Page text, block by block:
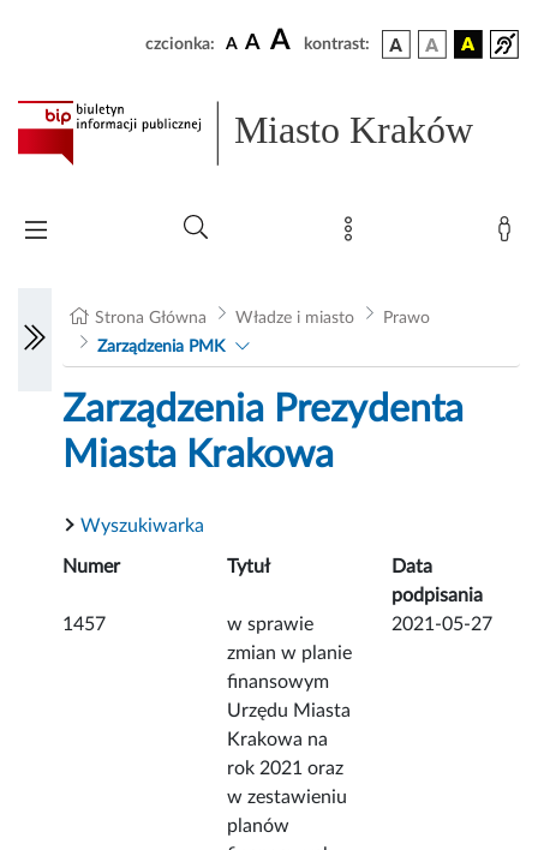
czcionka: A A A kontrast:
Miasto Kraków
Strona Główna Władze i miasto
Prawo
Zarządzenia PMK
Zarządzenia Prezydenta
Miasta Krakowa
Wyszukiwarka
Numer Tytuł
Data
podpisania
1457
w sprawie
zmian w planie
finansowym
Urzędu Miasta
Krakowa na
rok 2021 oraz
w zestawieniu
planów
2021-05-27